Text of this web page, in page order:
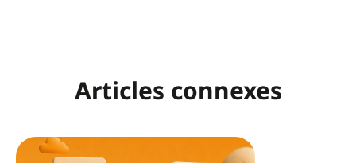
Articles connexes